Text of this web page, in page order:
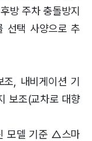
방 주차 충돌방지
선택 사양으로 추
, 내비게이션 기
보조(교차로 대향
모델 기준 △스마